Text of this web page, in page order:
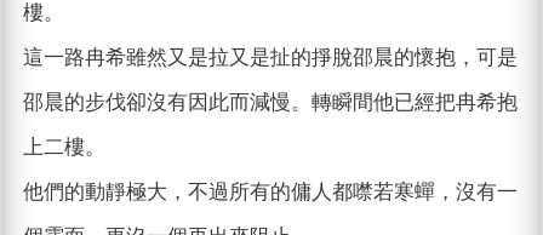
樓。
這一路冉希雖然又是拉又是扯的掙脫邵晨的懷抱，可是
邵晨的步伐卻沒有因此而減慢。轉瞬間他已經把冉希抱
上二樓。
他們的動靜極大，不過所有的傭人都噤若寒蟬，沒有一